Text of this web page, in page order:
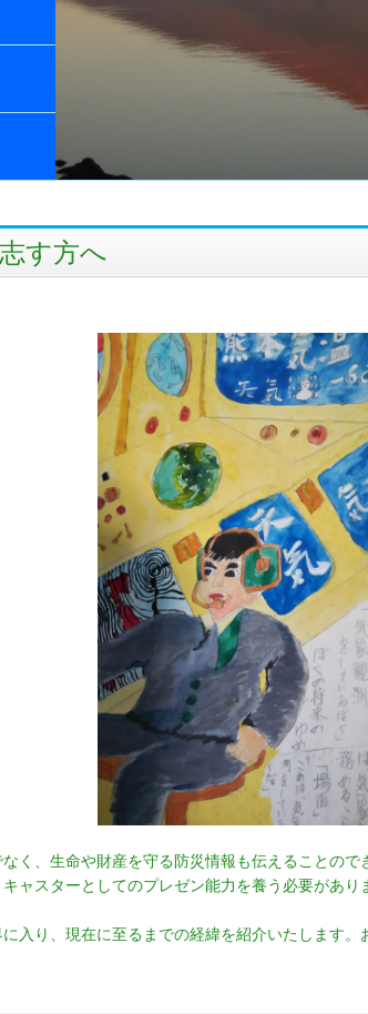
す方へ
く、生命や財産を守る防災情報も伝えることの
ャスターとしてのプレゼン能力を養う必要があ
入り、現在に至るまでの経緯を紹介いたします。